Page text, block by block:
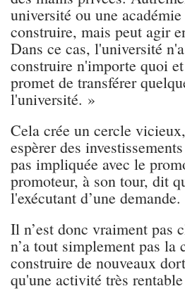
université ou une
construire, mais peut agir
Dans ce cas, l'université
construire n'importe quoi
promet de transférer
l'université. »
Cela crée un cercle
espèrer des
pas impliquée avec le
promoteur, à son tour, dit
l'exécutant d’une demande.
Il n’est donc vraiment pas
n’a tout simplement pas la
construire de nouveaux
qu'une activité très